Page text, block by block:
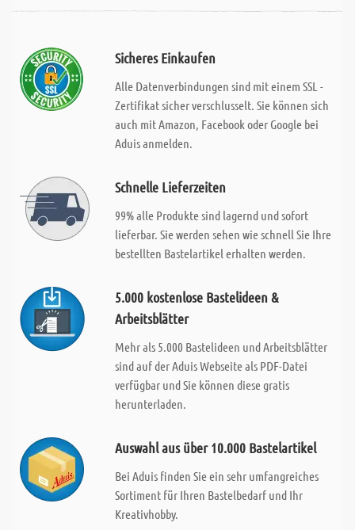
Sicheres Einkaufen
Alle Datenverbindungen sind mit einem SSL -
Zertifikat sicher verschlusselt. Sie können sich
auch mit Amazon, Facebook oder Google bei
Aduis anmelden.
Schnelle Lieferzeiten
99% alle Produkte sind lagernd und sofort
lieferbar. Sie werden sehen wie schnell Sie Ihre
bestellten Bastelartikel erhalten werden.
5.000 kostenlose Bastelideen &
Arbeitsblätter
Mehr als 5.000 Bastelideen und Arbeitsblätter
sind auf der Aduis Webseite als PDF-Datei
verfügbar und Sie können diese gratis
herunterladen.
Auswahl aus über 10.000 Bastelartikel
Bei Aduis finden Sie ein sehr umfangreiches
Sortiment für Ihren Bastelbedarf und Ihr
Kreativhobby.